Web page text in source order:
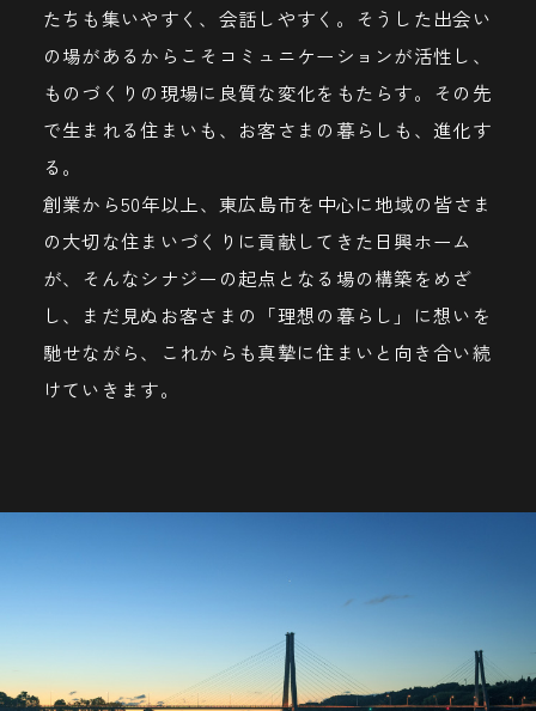
たちも集いやすく、会話しやすく。そうした出会い
の場があるからこそコミュニケーションが活性し、
ものづくりの現場に良質な変化をもたらす。その先
で生まれる住まいも、お客さまの暮らしも、進化す
る。
創業から50年以上、東広島市を中心に地域の皆さま
の大切な住まいづくりに貢献してきた日興ホーム
が、そんなシナジーの起点となる場の構築をめざ
し、まだ見ぬお客さまの「理想の暮らし」に想いを
馳せながら、これからも真摯に住まいと向き合い続
けていきます。